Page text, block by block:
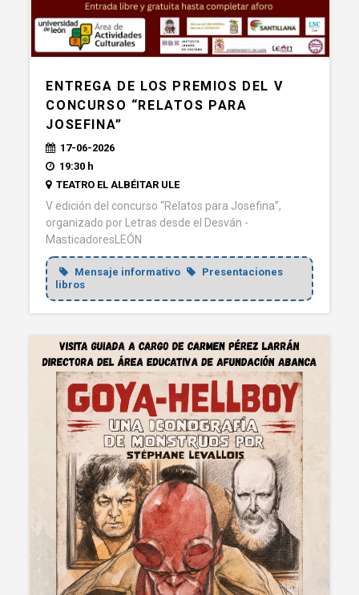
ENTREGA DE LOS PREMIOS DEL V
CONCURSO “RELATOS PARA
JOSEFINA”
17-06-2026
19:30 h
TEATRO EL ALBÉITAR ULE
V edición del concurso “Relatos para Josefina”,
organizado por Letras desde el Desván -
MasticadoresLEÓN
Mensaje informativo
Presentaciones
libros